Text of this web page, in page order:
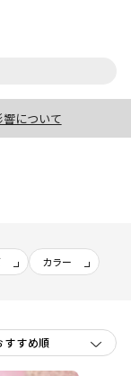
について
カラー